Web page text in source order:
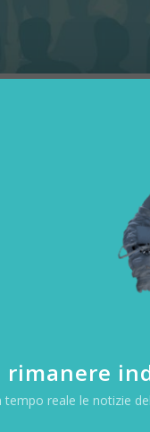
gli
attivi ogni giorno,
con incrementi del
milioni di utenti attivi
scorso trimestre.
non hanno
rimanere
tempo reale le notizie